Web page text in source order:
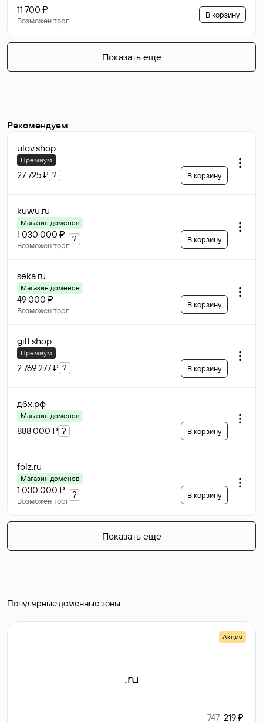
11 700 ₽
Возможен торг
В корзину
Показать еще
Рекомендуем
ulov.shop
Премиум
27 725 ₽ ? В корзину
kuwu.ru
Магазин доменов
1 030 000 ₽
Возможен торг
? В корзину
seka.ru
Магазин доменов
49 000 ₽
Возможен торг
В корзину
gift.shop
Премиум
2 769 277 ₽ ? В корзину
дбх.рф
Магазин доменов
888 000 ₽ ? В корзину
folz.ru
Магазин доменов
1 030 000 ₽
Возможен торг
? В корзину
Показать еще
Популярные доменные зоны
Акция
.ru
747 219 ₽